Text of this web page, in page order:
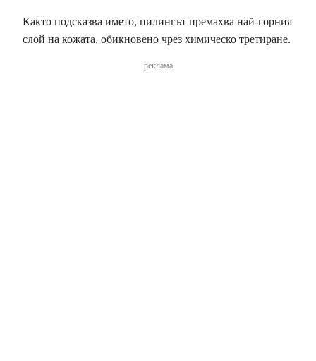
Както подсказва името, пилингът премахва най-горния
слой на кожата, обикновено чрез химическо третиране.
реклама